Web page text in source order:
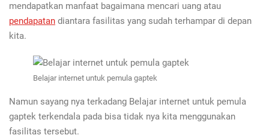
mendapatkan manfaat bagaimana mencari uang atau
pendapatan diantara fasilitas yang sudah terhampar di depan
kita.
Belajar internet untuk pemula gaptek
Namun sayang nya terkadang Belajar internet untuk pemula
gaptek terkendala pada bisa tidak nya kita menggunakan
fasilitas tersebut.